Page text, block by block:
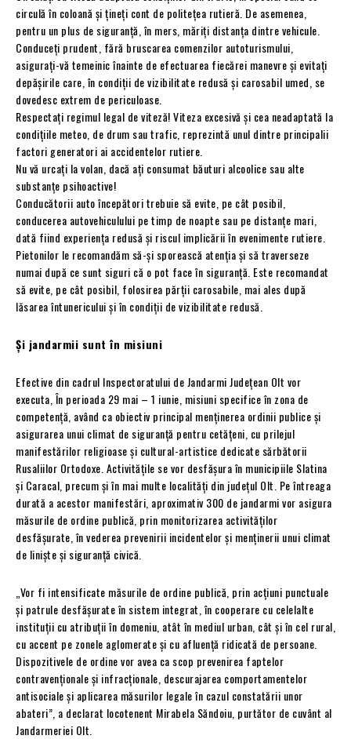
circulă în coloană şi țineți cont de politeţea rutieră. De asemenea,
pentru un plus de siguranţă, în mers, măriţi distanţa dintre vehicule.
Conduceţi prudent, fără bruscarea comenzilor autoturismului,
asiguraţi-vă temeinic înainte de efectuarea fiecărei manevre şi evitaţi
depăşirile care, în condiţii de vizibilitate redusă şi carosabil umed, se
dovedesc extrem de periculoase.
Respectaţi regimul legal de viteză! Viteza excesivă şi cea neadaptată la
condiţiile meteo, de drum sau trafic, reprezintă unul dintre principalii
factori generatori ai accidentelor rutiere.
Nu vă urcaţi la volan, dacă aţi consumat băuturi alcoolice sau alte
substanțe psihoactive!
Conducătorii auto începători trebuie să evite, pe cât posibil,
conducerea autovehiculului pe timp de noapte sau pe distanţe mari,
dată fiind experienţa redusă şi riscul implicării în evenimente rutiere.
Pietonilor le recomandăm să-şi sporească atenţia şi să traverseze
numai după ce sunt siguri că o pot face în siguranţă. Este recomandat
să evite, pe cât posibil, folosirea părţii carosabile, mai ales după
lăsarea întunericului şi în condiţii de vizibilitate redusă.
Și jandarmii sunt în misiuni
Efective din cadrul Inspectoratului de Jandarmi Județean Olt vor
executa, În perioada 29 mai – 1 iunie, misiuni specifice în zona de
competență, având ca obiectiv principal menținerea ordinii publice și
asigurarea unui climat de siguranță pentru cetățeni, cu prilejul
manifestărilor religioase și cultural-artistice dedicate sărbătorii
Rusaliilor Ortodoxe. Activitățile se vor desfășura în municipiile Slatina
și Caracal, precum și în mai multe localități din județul Olt. Pe întreaga
durată a acestor manifestări, aproximativ 300 de jandarmi vor asigura
măsurile de ordine publică, prin monitorizarea activităților
desfășurate, în vederea prevenirii incidentelor și menținerii unui climat
de liniște și siguranță civică.
„Vor fi intensificate măsurile de ordine publică, prin acțiuni punctuale
și patrule desfășurate în sistem integrat, în cooperare cu celelalte
instituții cu atribuții în domeniu, atât în mediul urban, cât și în cel rural,
cu accent pe zonele aglomerate și cu afluență ridicată de persoane.
Dispozitivele de ordine vor avea ca scop prevenirea faptelor
contravenționale și infracționale, descurajarea comportamentelor
antisociale și aplicarea măsurilor legale în cazul constatării unor
abateri”, a declarat locotenent Mirabela Săndoiu, purtător de cuvânt al
Jandarmeriei Olt.